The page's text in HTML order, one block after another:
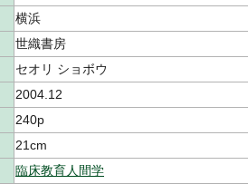
横浜
世織書房
セオリ ショボウ
2004.12
240p
21cm
臨床教育人間学